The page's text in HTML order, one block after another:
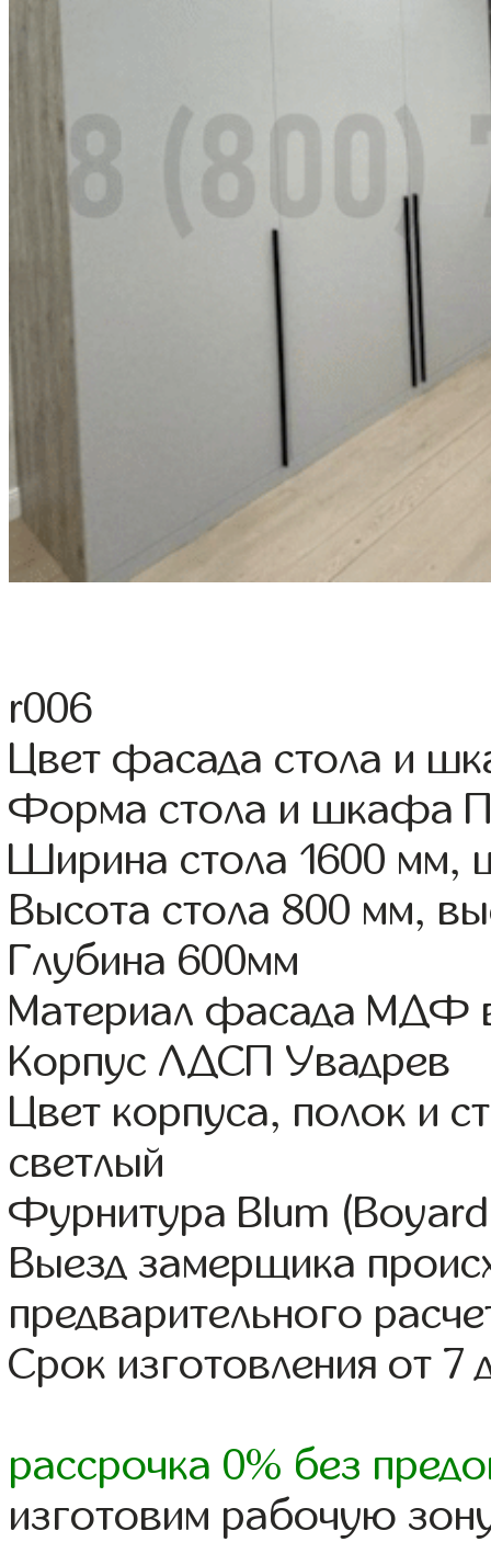
r006
Цвет фасада стола и
Форма стола и шкафа
Ширина стола 1600
Высота стола 800 мм,
Глубина 600мм
Материал фасада МДФ
Корпус ЛДСП Увадрев
Цвет корпуса, полок и
светлый
Фурнитура Blum
Выезд замерщика
предварительного
Срок изготовления от 7
рассрочка 0% без
изготовим рабочую